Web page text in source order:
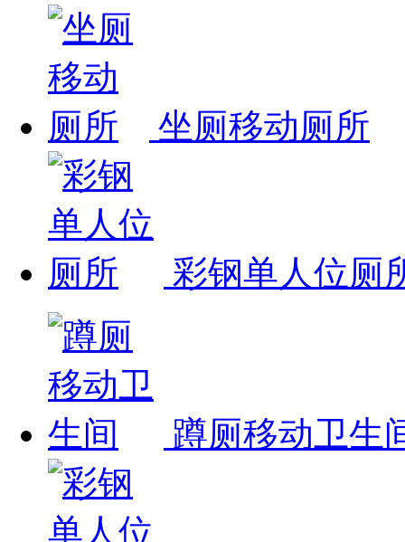
坐厕移动厕所
彩钢单人位厕
蹲厕移动卫生